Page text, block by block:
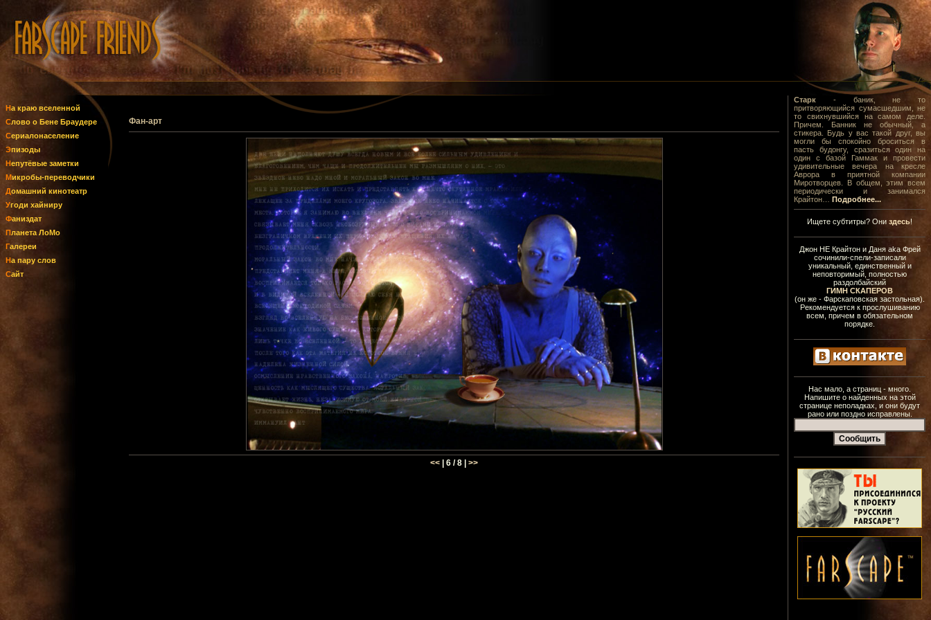
На краю вселенной
Слово о Бене Браудере
Сериалонаселение
Эпизоды
Непутёвые заметки
Микробы-переводчики
Домашний кинотеатр
Угоди хайниру
Фаниздат
Планета ЛоМо
Галереи
На пару слов
Сайт
Фан-арт
<< | 6 / 8 | >>
Старк - баник, не то
притворяющийся сумасшедшим, не
то свихнувшийся на самом деле.
Причем. Банник не обычный, а
стикера. Будь у вас такой друг, вы
могли бы спокойно броситься в
пасть будонгу, сразиться один на
один с базой Гаммак и провести
удивительные вечера на кресле
Аврора в приятной компании
Миротворцев. В общем, этим всем
периодически и занимался
Крайтон… Подробнее...
Ищете субтитры? Они здесь!
Джон НЕ Крайтон и Даня aka Фрей
сочинили-спели-записали
уникальный, единственный и
неповторимый, полностью
раздолбайский
ГИМН СКАПЕРОВ
(он же - Фарскаповская застольная).
Рекомендуется к прослушиванию
всем, причем в обязательном
порядке.
Нас мало, а страниц - много.
Напишите о найденных на этой
странице неполадках, и они будут
рано или поздно исправлены.